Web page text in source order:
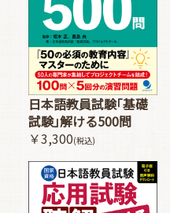
日本語教員試験｢基礎
試験｣解ける500問
￥3,300(税込)